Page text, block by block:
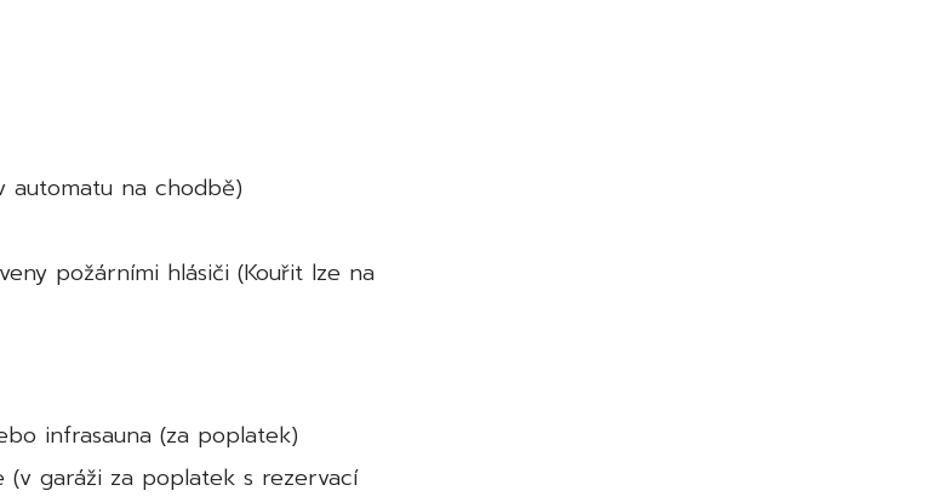
automatu na chodbě)
požárními hlásiči (Kouřit lze na
infrasauna (za poplatek)
garáži za poplatek s rezervací